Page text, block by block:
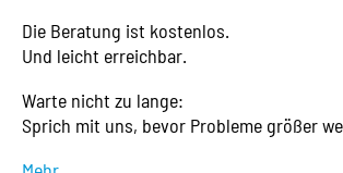
Die Beratung ist kostenlos.
Und leicht erreichbar.
Warte nicht zu lange:
Sprich mit uns, bevor Probleme größer